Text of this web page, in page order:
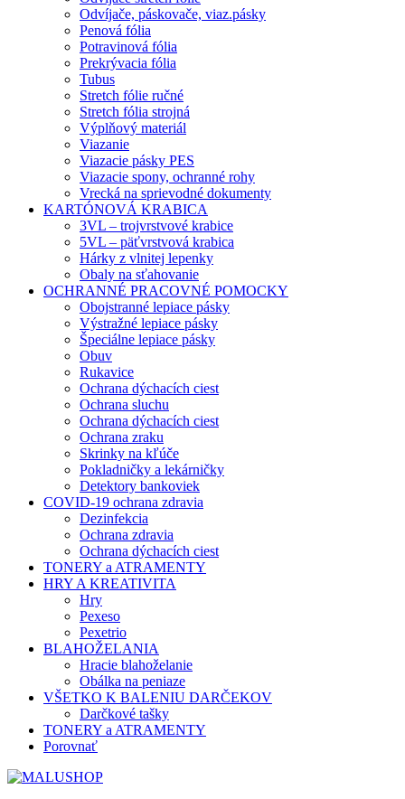
Odvíjače, páskovače, viaz.pásky
Penová fólia
Potravinová fólia
Prekrývacia fólia
Tubus
Stretch fólie ručné
Stretch fólia strojná
Výplňový materiál
Viazanie
Viazacie pásky PES
Viazacie spony, ochranné rohy
Vrecká na sprievodné dokumenty
KARTÓNOVÁ KRABICA
3VL – trojvrstvové krabice
5VL – päťvrstvová krabica
Hárky z vlnitej lepenky
Obaly na sťahovanie
OCHRANNÉ PRACOVNÉ POMOCKY
Obojstranné lepiace pásky
Výstražné lepiace pásky
Špeciálne lepiace pásky
Obuv
Rukavice
Ochrana dýchacích ciest
Ochrana sluchu
Ochrana dýchacích ciest
Ochrana zraku
Skrinky na kľúče
Pokladničky a lekárničky
Detektory bankoviek
COVID-19 ochrana zdravia
Dezinfekcia
Ochrana zdravia
Ochrana dýchacích ciest
TONERY a ATRAMENTY
HRY A KREATIVITA
Hry
Pexeso
Pexetrio
BLAHOŽELANIA
Hracie blahoželanie
Obálka na peniaze
VŠETKO K BALENIU DARČEKOV
Darčkové tašky
TONERY a ATRAMENTY
Porovnať